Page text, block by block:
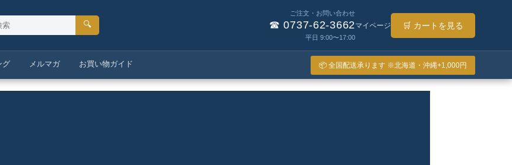
🔍
ご注文・お問い合わせ
☎ 0737-62-3662
平日 9:00〜17:00
マイページ 🛒 カートを見る
グ メルマガ お買い物ガイド 📦 全国配送承ります ※北海道・沖縄+1,000円